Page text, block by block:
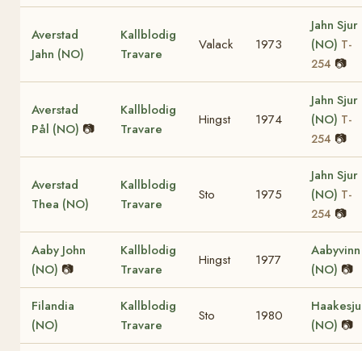
Averstad
Jahn (NO)
Kallblodig
Travare
Valack 1973
Jahn Sjur
(NO) T-
254 📷
Averstad
Pål (NO) 📷
Kallblodig
Travare
Hingst 1974
Jahn Sjur
(NO) T-
254 📷
Averstad
Thea (NO)
Kallblodig
Travare
Sto 1975
Jahn Sjur
(NO) T-
254 📷
Aaby John
(NO) 📷
Kallblodig
Travare
Hingst 1977
Aabyvinn
(NO) 📷
Filandia
(NO)
Kallblodig
Travare
Sto 1980
(NO) 📷